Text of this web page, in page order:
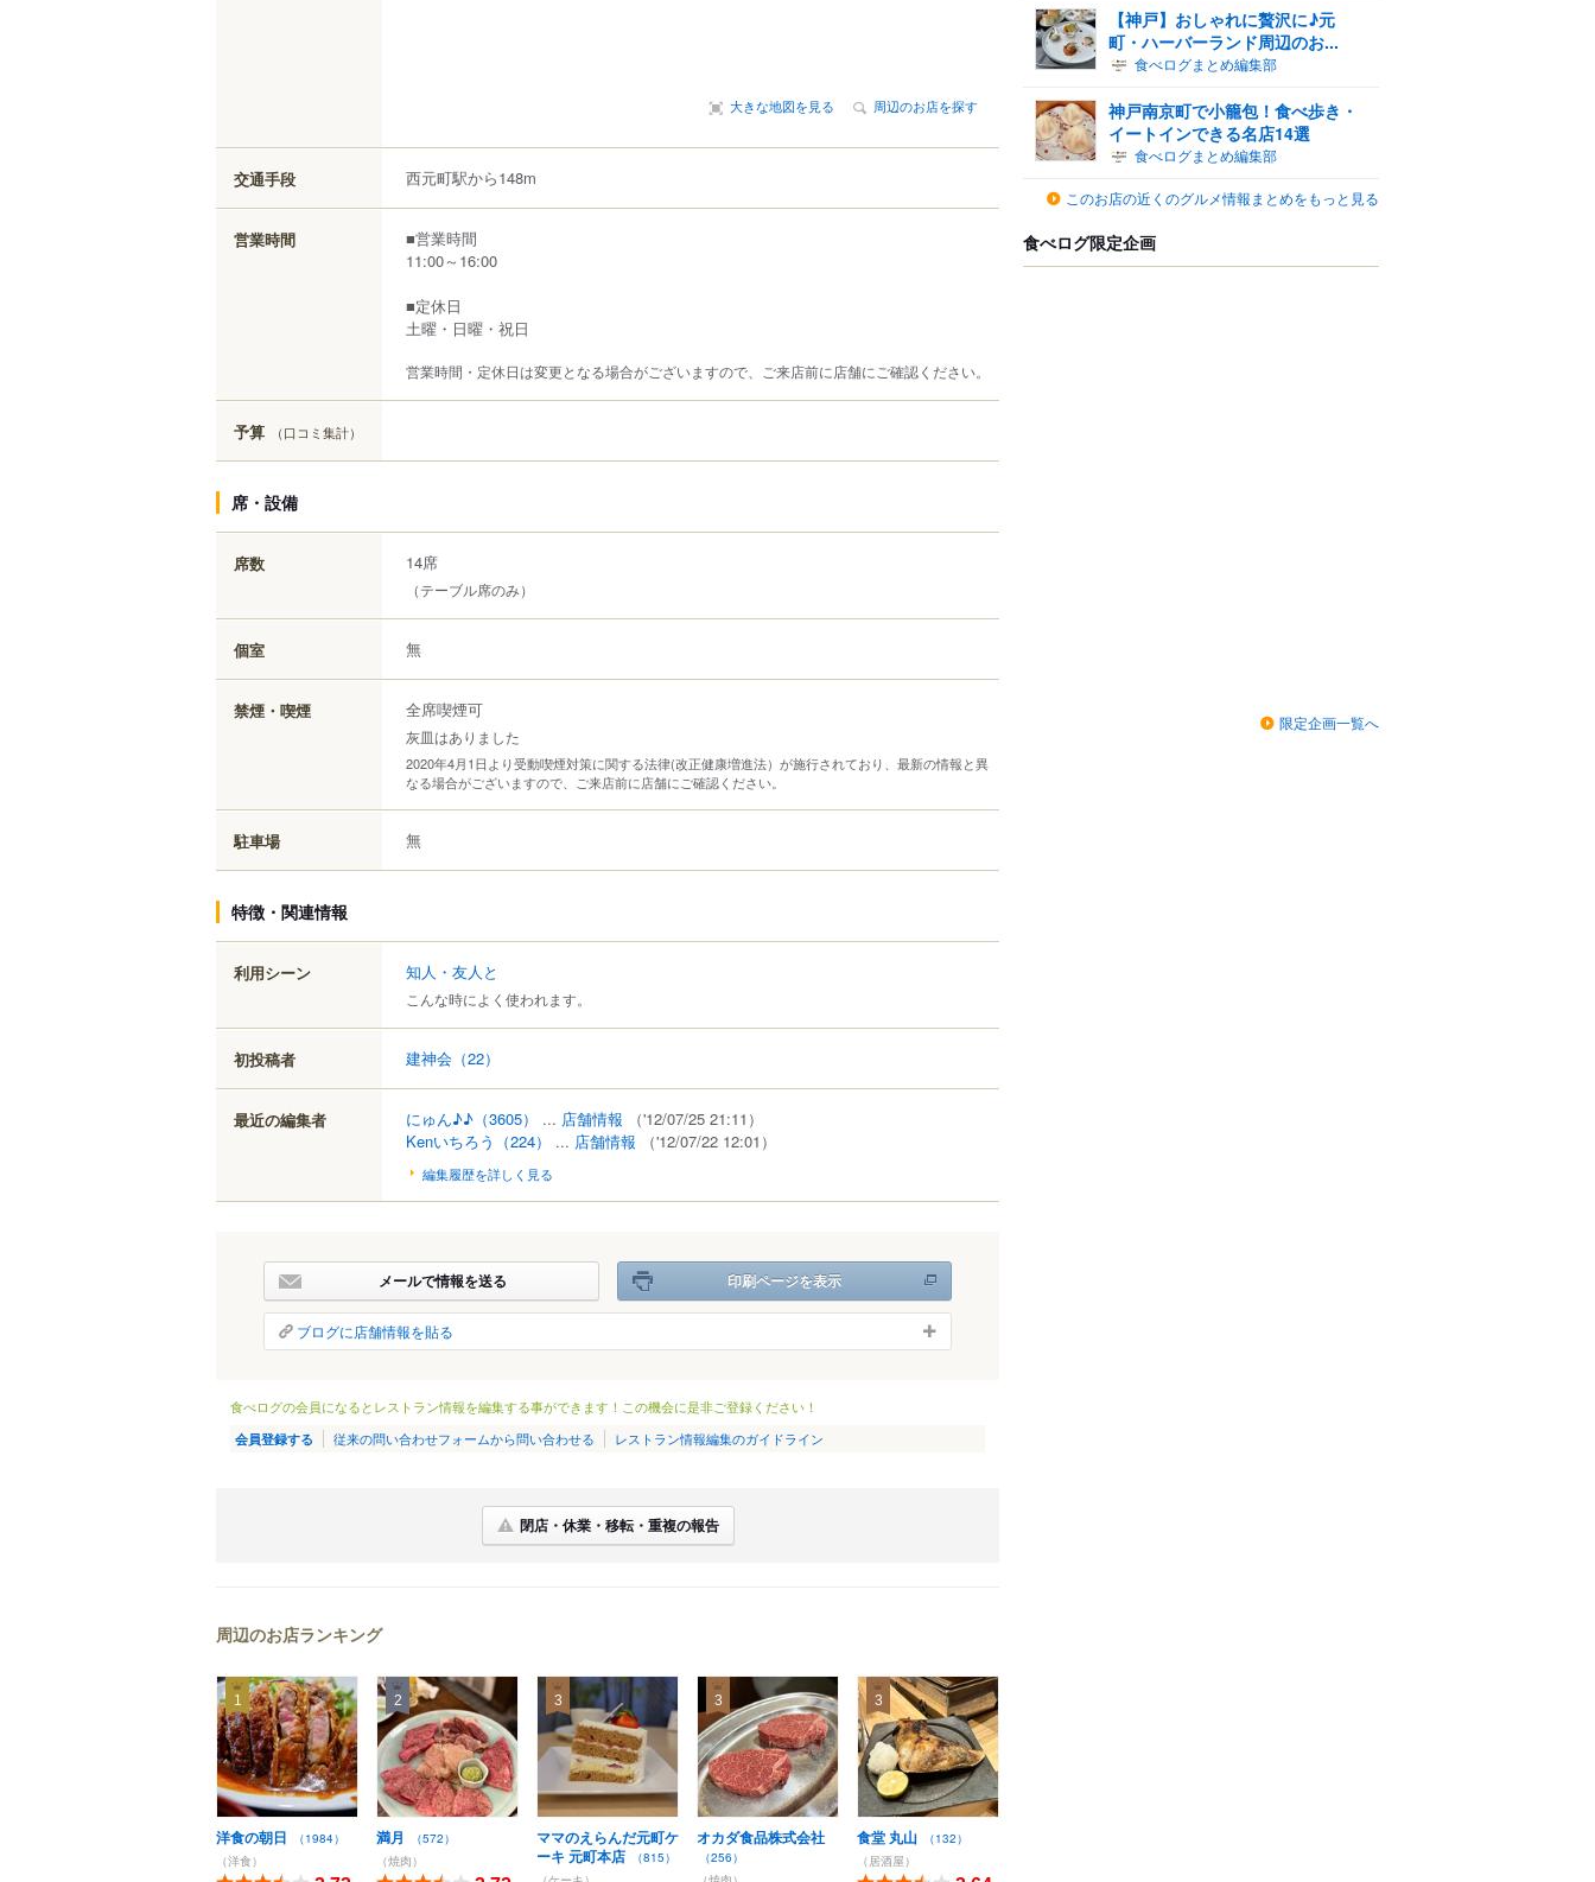
大きな地図を見る 周辺のお店を探す
交通手段 西元町駅から148m
営業時間
■営業時間
11:00～16:00
■定休日
土曜・日曜・祝日
営業時間・定休日は変更となる場合がございますので、ご来店前に店舗にご確認ください。
予算 （口コミ集計）
席・設備
席数 14席
（テーブル席のみ）
個室 無
禁煙・喫煙 全席喫煙可
灰皿はありました
2020年4月1日より受動喫煙対策に関する法律(改正健康増進法）が施行されており、最新の情報と異
なる場合がございますので、ご来店前に店舗にご確認ください。
駐車場 無
特徴・関連情報
利用シーン 知人・友人と
こんな時によく使われます。
初投稿者 建神会 （22）
最近の編集者 にゅん♪♪ （3605） ... 店舗情報
（'12/07/25 21:11）
Kenいちろう （224） ... 店舗情報 （'12/07/22 12:01）
編集履歴を詳しく見る
メールで情報を送る 印刷ページを表示
ブログに店舗情報を貼る
食べログの会員になるとレストラン情報を編集する事ができます！この機会に是非ご登録ください！
会員登録する 従来の問い合わせフォームから問い合わせる レストラン情報編集のガイドライン
閉店・休業・移転・重複の報告
周辺のお店ランキング
1
洋食の朝日
（1984）
（洋食）
2
満月
（572）
（焼肉）
3
ママのえらんだ元町ケ
ーキ 元町本店
（815）
3
オカダ食品株式会社
（256）
3
食堂 丸山
（132）
（居酒屋）
【神戸】おしゃれに贅沢に♪元
町・ハーバーランド周辺のお...
食べログまとめ編集部
神戸南京町で小籠包！食べ歩き・
イートインできる名店14選
食べログまとめ編集部
このお店の近くのグルメ情報まとめをもっと見る
食べログ限定企画
限定企画一覧へ